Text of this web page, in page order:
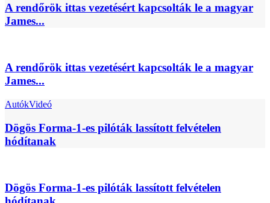
A rendőrök ittas vezetésért kapcsolták le a magyar
James...
A rendőrök ittas vezetésért kapcsolták le a magyar
James...
AutókVideó
Dögös Forma-1-es pilóták lassított felvételen
hódítanak
Dögös Forma-1-es pilóták lassított felvételen